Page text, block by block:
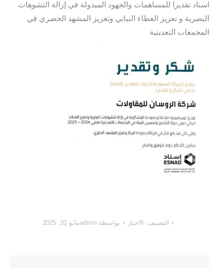
اسناد تقديرا للمساهمات والجهود المبذولة في إزالة التشوهات
البصرية و تعزيز الغطاء النباتي وتعزيز المشهد الحضري في
المجمعات التعدينية
التصنيف: الاخبار بواسطة adminمايو 31, 2025